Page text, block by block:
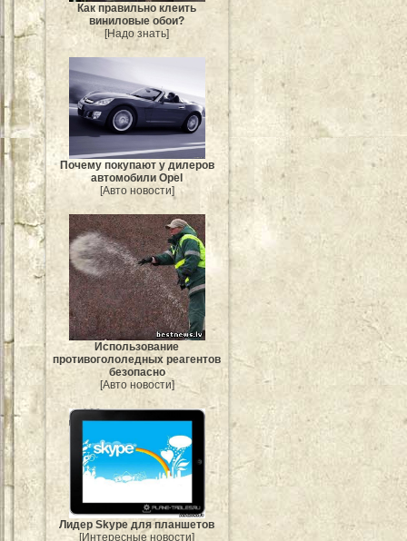
Как правильно клеить
виниловые обои?
[Надо знать]
Почему покупают у дилеров
автомобили Opel
[Авто новости]
Использование
противогололедных реагентов
безопасно
[Авто новости]
Лидер Skype для планшетов
[Интересные новости]